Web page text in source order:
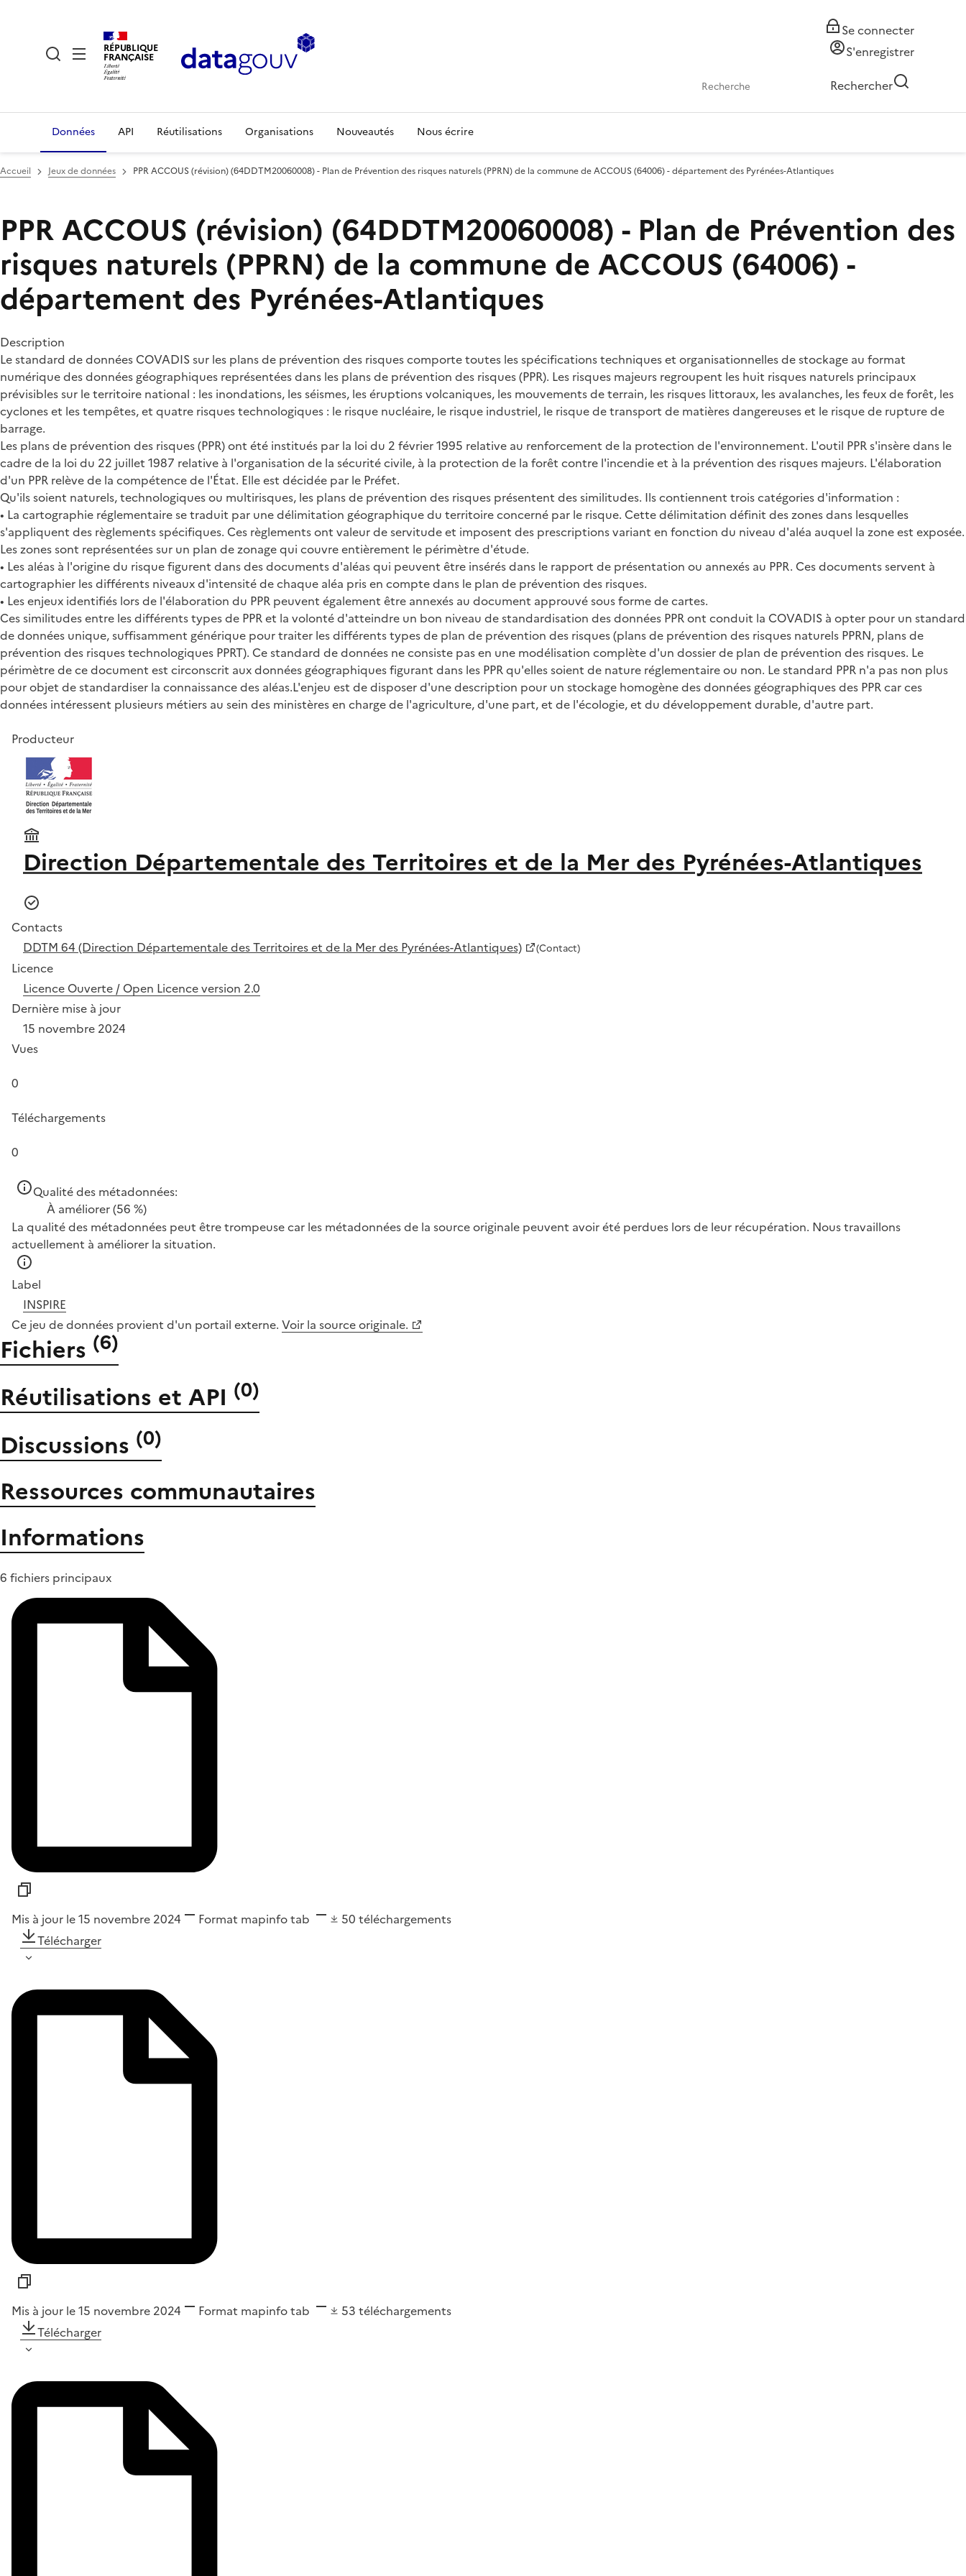
RÉPUBLIQUE
FRANÇAISE
Se connecter
S'enregistrer
Rechercher
Données API Réutilisations Organisations Nouveautés Nous écrire
Accueil Jeux de données PPR ACCOUS (révision) (64DDTM20060008) - Plan de Prévention des risques naturels (PPRN) de la commune de ACCOUS (64006) - département des Pyrénées-Atlantiques
PPR ACCOUS (révision) (64DDTM20060008) - Plan de Prévention des
risques naturels (PPRN) de la commune de ACCOUS (64006) -
département des Pyrénées-Atlantiques
Description
Le standard de données COVADIS sur les plans de prévention des risques comporte toutes les spécifications techniques et organisationnelles de stockage au format
numérique des données géographiques représentées dans les plans de prévention des risques (PPR). Les risques majeurs regroupent les huit risques naturels principaux
prévisibles sur le territoire national : les inondations, les séismes, les éruptions volcaniques, les mouvements de terrain, les risques littoraux, les avalanches, les feux de forêt, les
cyclones et les tempêtes, et quatre risques technologiques : le risque nucléaire, le risque industriel, le risque de transport de matières dangereuses et le risque de rupture de
barrage.
Les plans de prévention des risques (PPR) ont été institués par la loi du 2 février 1995 relative au renforcement de la protection de l'environnement. L'outil PPR s'insère dans le
cadre de la loi du 22 juillet 1987 relative à l'organisation de la sécurité civile, à la protection de la forêt contre l'incendie et à la prévention des risques majeurs. L'élaboration
d'un PPR relève de la compétence de l'État. Elle est décidée par le Préfet.
Qu'ils soient naturels, technologiques ou multirisques, les plans de prévention des risques présentent des similitudes. Ils contiennent trois catégories d'information :
• La cartographie réglementaire se traduit par une délimitation géographique du territoire concerné par le risque. Cette délimitation définit des zones dans lesquelles
s'appliquent des règlements spécifiques. Ces règlements ont valeur de servitude et imposent des prescriptions variant en fonction du niveau d'aléa auquel la zone est exposée.
Les zones sont représentées sur un plan de zonage qui couvre entièrement le périmètre d'étude.
• Les aléas à l'origine du risque figurent dans des documents d'aléas qui peuvent être insérés dans le rapport de présentation ou annexés au PPR. Ces documents servent à
cartographier les différents niveaux d'intensité de chaque aléa pris en compte dans le plan de prévention des risques.
• Les enjeux identifiés lors de l'élaboration du PPR peuvent également être annexés au document approuvé sous forme de cartes.
Ces similitudes entre les différents types de PPR et la volonté d'atteindre un bon niveau de standardisation des données PPR ont conduit la COVADIS à opter pour un standard
de données unique, suffisamment générique pour traiter les différents types de plan de prévention des risques (plans de prévention des risques naturels PPRN, plans de
prévention des risques technologiques PPRT). Ce standard de données ne consiste pas en une modélisation complète d'un dossier de plan de prévention des risques. Le
périmètre de ce document est circonscrit aux données géographiques figurant dans les PPR qu'elles soient de nature réglementaire ou non. Le standard PPR n'a pas non plus
pour objet de standardiser la connaissance des aléas.L'enjeu est de disposer d'une description pour un stockage homogène des données géographiques des PPR car ces
données intéressent plusieurs métiers au sein des ministères en charge de l'agriculture, d'une part, et de l'écologie, et du développement durable, d'autre part.
Producteur
Direction Départementale des Territoires et de la Mer des Pyrénées-Atlantiques
Contacts
DDTM 64 (Direction Départementale des Territoires et de la Mer des Pyrénées-Atlantiques)
(Contact)
Licence
Licence Ouverte / Open Licence version 2.0
Dernière mise à jour
15 novembre 2024
Vues
0
Téléchargements
0
Qualité des métadonnées:
À améliorer(56 %)
La qualité des métadonnées peut être trompeuse car les métadonnées de la source originale peuvent avoir été perdues lors de leur récupération. Nous travaillons
actuellement à améliorer la situation.
Label
INSPIRE
Ce jeu de données provient d'un portail externe. Voir la source originale.
Fichiers (6)
Réutilisations et API (0)
Discussions (0)
Ressources communautaires
Informations
6 fichiers principaux
Mis à jour le 15 novembre 2024 Format mapinfo tab 50 téléchargements
Télécharger
Mis à jour le 15 novembre 2024 Format mapinfo tab 53 téléchargements
Télécharger